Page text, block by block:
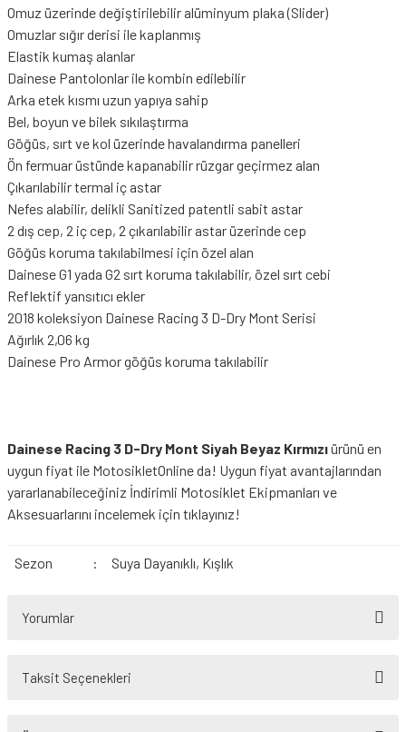
Omuz üzerinde değiştirilebilir alüminyum plaka (Slider)
Omuzlar sığır derisi ile kaplanmış
Elastik kumaş alanlar
Dainese Pantolonlar ile kombin edilebilir
Arka etek kısmı uzun yapıya sahip
Bel, boyun ve bilek sıkılaştırma
Göğüs, sırt ve kol üzerinde havalandırma panelleri
Ön fermuar üstünde kapanabilir rüzgar geçirmez alan
Çıkarılabilir termal iç astar
Nefes alabilir, delikli Sanitized patentli sabit astar
2 dış cep, 2 iç cep, 2 çıkarılabilir astar üzerinde cep
Göğüs koruma takılabilmesi için özel alan
Dainese G1 yada G2 sırt koruma takılabilir, özel sırt cebi
Reflektif yansıtıcı ekler
2018 koleksiyon Dainese Racing 3 D-Dry Mont Serisi
Ağırlık 2,06 kg
Dainese Pro Armor göğüs koruma takılabilir
Dainese Racing 3 D-Dry Mont Siyah Beyaz Kırmızıürünü en
uygun fiyat ile MotosikletOnline da! Uygun fiyat avantajlarından
yararlanabileceğiniz İndirimli Motosiklet Ekipmanları ve
Aksesuarlarını incelemek için tıklayınız!
Sezon : Suya Dayanıklı, Kışlık
Yorumlar
Taksit Seçenekleri